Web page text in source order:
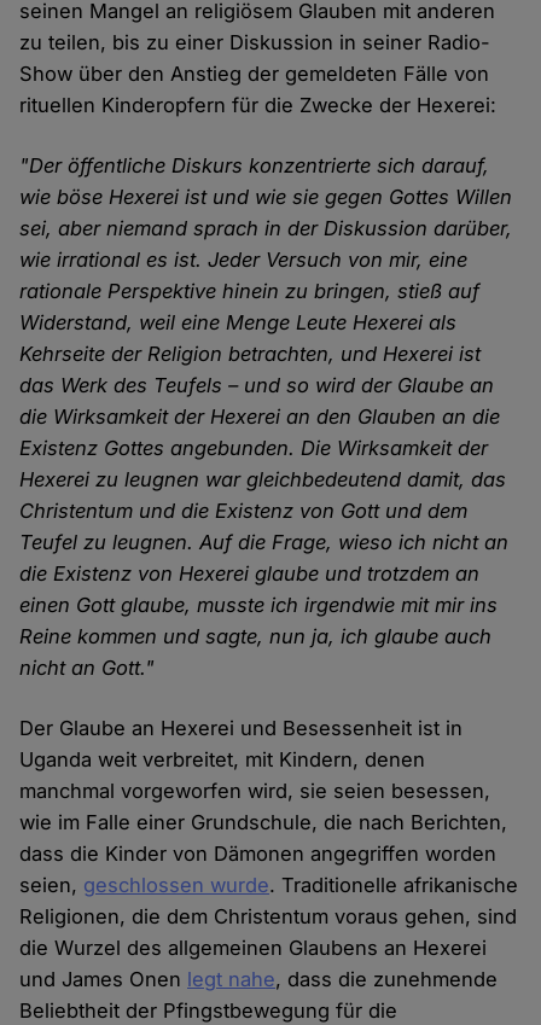
seinen Mangel an religiösem Glauben mit anderen
zu teilen, bis zu einer Diskussion in seiner Radio-
Show über den Anstieg der gemeldeten Fälle von
rituellen Kinderopfern für die Zwecke der Hexerei:
"Der öffentliche Diskurs konzentrierte sich darauf,
wie böse Hexerei ist und wie sie gegen Gottes Willen
sei, aber niemand sprach in der Diskussion darüber,
wie irrational es ist. Jeder Versuch von mir, eine
rationale Perspektive hinein zu bringen, stieß auf
Widerstand, weil eine Menge Leute Hexerei als
Kehrseite der Religion betrachten, und Hexerei ist
das Werk des Teufels – und so wird der Glaube an
die Wirksamkeit der Hexerei an den Glauben an die
Existenz Gottes angebunden. Die Wirksamkeit der
Hexerei zu leugnen war gleichbedeutend damit, das
Christentum und die Existenz von Gott und dem
Teufel zu leugnen. Auf die Frage, wieso ich nicht an
die Existenz von Hexerei glaube und trotzdem an
einen Gott glaube, musste ich irgendwie mit mir ins
Reine kommen und sagte, nun ja, ich glaube auch
nicht an Gott."
Der Glaube an Hexerei und Besessenheit ist in
Uganda weit verbreitet, mit Kindern, denen
manchmal vorgeworfen wird, sie seien besessen,
wie im Falle einer Grundschule, die nach Berichten,
dass die Kinder von Dämonen angegriffen worden
seien, geschlossen wurde. Traditionelle afrikanische
Religionen, die dem Christentum voraus gehen, sind
die Wurzel des allgemeinen Glaubens an Hexerei
und James Onen legt nahe, dass die zunehmende
Beliebtheit der Pfingstbewegung für die